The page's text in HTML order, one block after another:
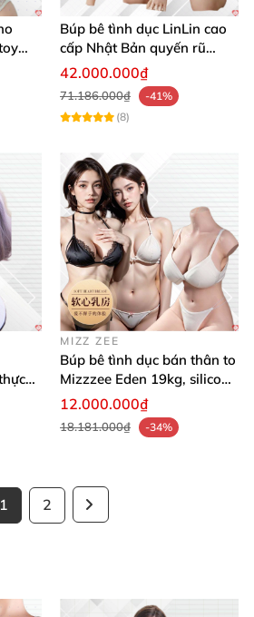
trên hết.
Búp bê tình dục LinLin cao
cấp Nhật Bản quyến rũ
tuyệt đẹp
42.000.000₫
71.186.000₫
-41%
(8)
MIZZ ZEE
Búp bê tình dục bán thân to
Mizzzee Eden 19kg, silicone
mềm mại, chân thật
12.000.000₫
18.181.000₫ -34%
1 2